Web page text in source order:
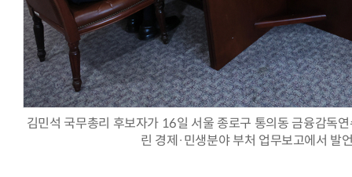
김민석 국무총리 후보자가 16일 서울 종로구 통의동 금융감독
린 경제·민생분야 부처 업무보고에서 발